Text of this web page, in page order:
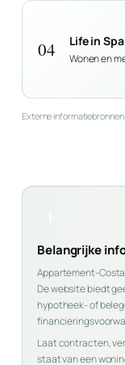
04 Life in
Wonen en
Externe informatiebronnen
Belangrijke
Appartement-
De website biedt
hypotheek- of
Laat contracten,
staat van een